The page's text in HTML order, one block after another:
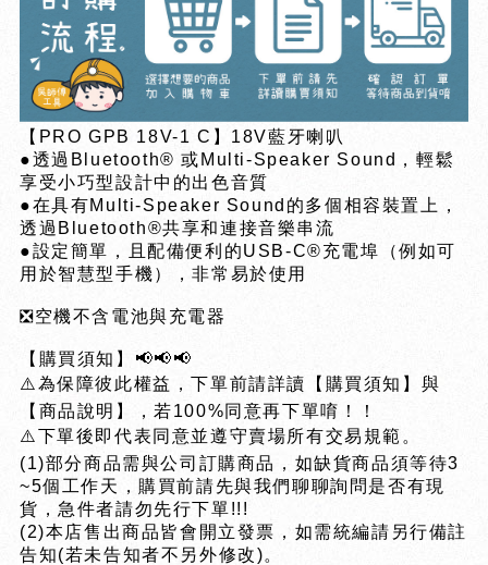
【PRO GPB 18V-1 C】18V藍牙喇叭
●透過Bluetooth® 或Multi-Speaker Sound，輕鬆
享受小巧型設計中的出色音質
●在具有Multi-Speaker Sound的多個相容裝置上，
透過Bluetooth®共享和連接音樂串流
●設定簡單，且配備便利的USB-C®充電埠（例如可
用於智慧型手機），非常易於使用
❎空機不含電池與充電器
【購買須知】📢📢📢
⚠️為保障彼此權益，下單前請詳讀【購買須知】與
【商品說明】，若100%同意再下單唷！！
⚠️下單後即代表同意並遵守賣場所有交易規範。
(1)部分商品需與公司訂購商品，如缺貨商品須等待3
~5個工作天，購買前請先與我們聊聊詢問是否有現
貨，急件者請勿先行下單!!!
(2)本店售出商品皆會開立發票，如需統編請另行備註
告知(若未告知者不另外修改)。